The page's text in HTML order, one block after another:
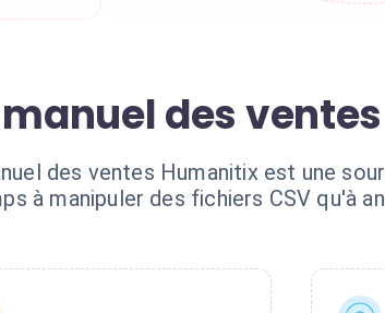
des
des ventes Humanitix est une
à manipuler des fichiers CSV qu'à